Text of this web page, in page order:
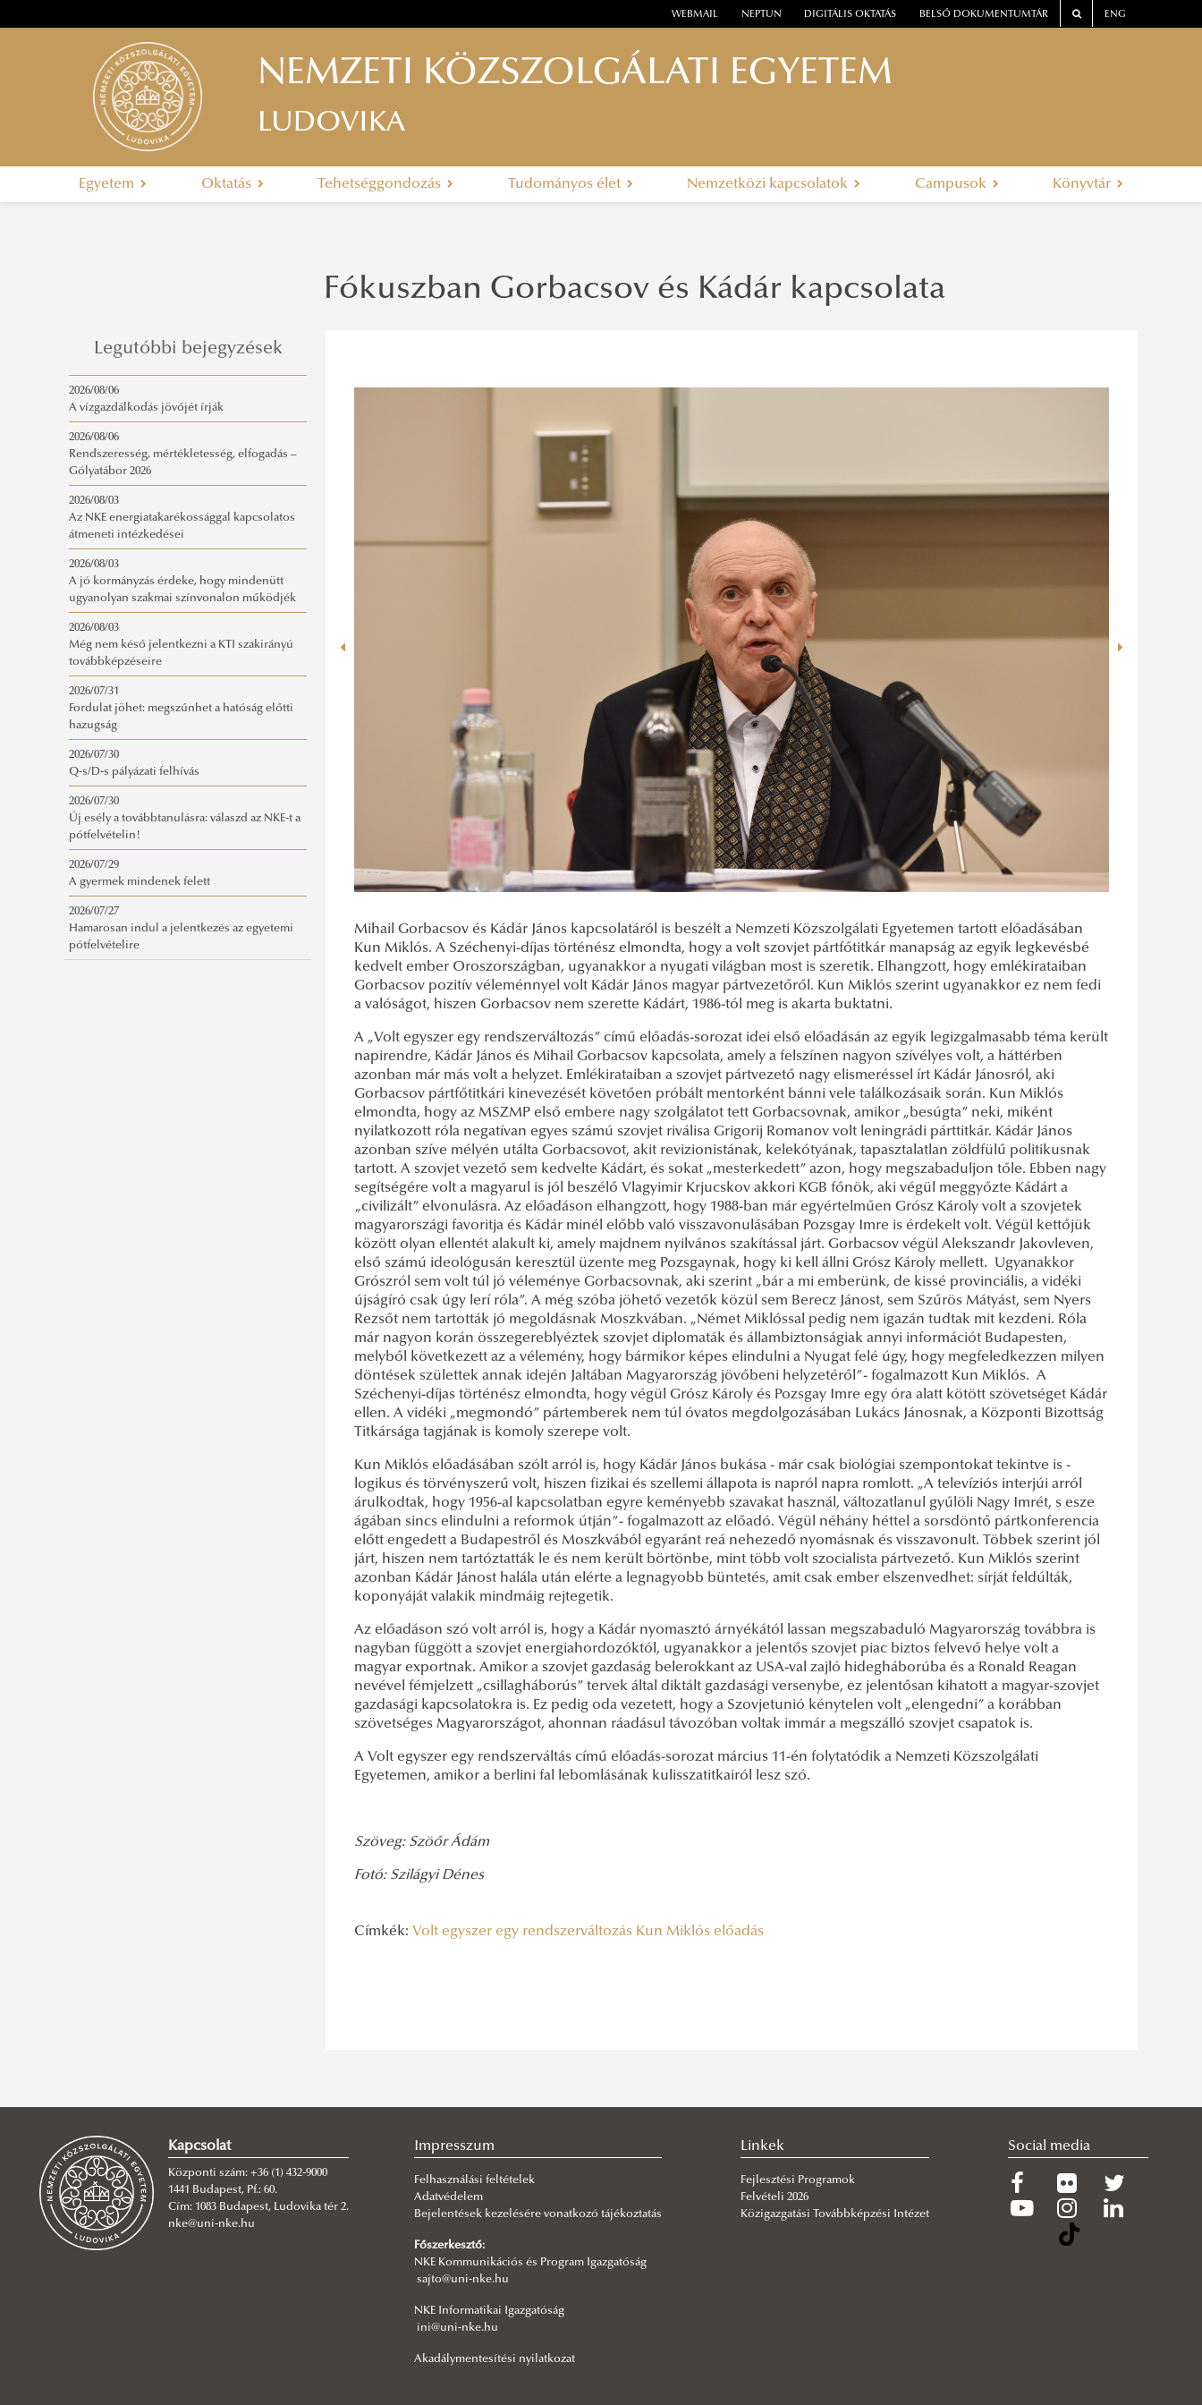
WEBMAIL NEPTUN DIGITÁLIS OKTATÁS BELSŐ DOKUMENTUMTÁR ENG
NEMZETI KÖZSZOLGÁLATI EGYETEM
LUDOVIKA
Egyetem Oktatás Tehetséggondozás Tudományos élet Nemzetközi kapcsolatok Campusok Könyvtár
Legutóbbi bejegyzések
2026/08/06
A vízgazdálkodás jövőjét írják
2026/08/06
Rendszeresség, mértékletesség, elfogadás –
Gólyatábor 2026
2026/08/03
Az NKE energiatakarékossággal kapcsolatos
átmeneti intézkedései
2026/08/03
A jó kormányzás érdeke, hogy mindenütt
ugyanolyan szakmai színvonalon működjék
2026/08/03
Még nem késő jelentkezni a KTI szakirányú
továbbképzéseire
2026/07/31
Fordulat jöhet: megszűnhet a hatóság előtti
hazugság
2026/07/30
Q-s/D-s pályázati felhívás
2026/07/30
Új esély a továbbtanulásra: válaszd az NKE-t a
pótfelvételin!
2026/07/29
A gyermek mindenek felett
2026/07/27
Hamarosan indul a jelentkezés az egyetemi
pótfelvételire
Fókuszban Gorbacsov és Kádár kapcsolata
Mihail Gorbacsov és Kádár János kapcsolatáról is beszélt a Nemzeti Közszolgálati Egyetemen tartott előadásában
Kun Miklós. A Széchenyi-díjas történész elmondta, hogy a volt szovjet pártfőtitkár manapság az egyik legkevésbé
kedvelt ember Oroszországban, ugyanakkor a nyugati világban most is szeretik. Elhangzott, hogy emlékirataiban
Gorbacsov pozitív véleménnyel volt Kádár János magyar pártvezetőről. Kun Miklós szerint ugyanakkor ez nem fedi
a valóságot, hiszen Gorbacsov nem szerette Kádárt, 1986-tól meg is akarta buktatni.
A „Volt egyszer egy rendszerváltozás” című előadás-sorozat idei első előadásán az egyik legizgalmasabb téma került
napirendre, Kádár János és Mihail Gorbacsov kapcsolata, amely a felszínen nagyon szívélyes volt, a háttérben
azonban már más volt a helyzet. Emlékirataiban a szovjet pártvezető nagy elismeréssel írt Kádár Jánosról, aki
Gorbacsov pártfőtitkári kinevezését követően próbált mentorként bánni vele találkozásaik során. Kun Miklós
elmondta, hogy az MSZMP első embere nagy szolgálatot tett Gorbacsovnak, amikor „besúgta” neki, miként
nyilatkozott róla negatívan egyes számú szovjet riválisa Grigorij Romanov volt leningrádi párttitkár. Kádár János
azonban szíve mélyén utálta Gorbacsovot, akit revizionistának, kelekótyának, tapasztalatlan zöldfülű politikusnak
tartott. A szovjet vezető sem kedvelte Kádárt, és sokat „mesterkedett” azon, hogy megszabaduljon tőle. Ebben nagy
segítségére volt a magyarul is jól beszélő Vlagyimir Krjucskov akkori KGB főnök, aki végül meggyőzte Kádárt a
„civilizált” elvonulásra. Az előadáson elhangzott, hogy 1988-ban már egyértelműen Grósz Károly volt a szovjetek
magyarországi favoritja és Kádár minél előbb való visszavonulásában Pozsgay Imre is érdekelt volt. Végül kettőjük
között olyan ellentét alakult ki, amely majdnem nyilvános szakítással járt. Gorbacsov végül Alekszandr Jakovleven,
első számú ideológusán keresztül üzente meg Pozsgaynak, hogy ki kell állni Grósz Károly mellett. Ugyanakkor
Grószról sem volt túl jó véleménye Gorbacsovnak, aki szerint „bár a mi emberünk, de kissé provinciális, a vidéki
újságíró csak úgy lerí róla”. A még szóba jöhető vezetők közül sem Berecz Jánost, sem Szűrös Mátyást, sem Nyers
Rezsőt nem tartották jó megoldásnak Moszkvában. „Német Miklóssal pedig nem igazán tudtak mit kezdeni. Róla
már nagyon korán összegereblyéztek szovjet diplomaták és állambiztonságiak annyi információt Budapesten,
melyből következett az a vélemény, hogy bármikor képes elindulni a Nyugat felé úgy, hogy megfeledkezzen milyen
döntések születtek annak idején Jaltában Magyarország jövőbeni helyzetéről”- fogalmazott Kun Miklós. A
Széchenyi-díjas történész elmondta, hogy végül Grósz Károly és Pozsgay Imre egy óra alatt kötött szövetséget Kádár
ellen. A vidéki „megmondó” pártemberek nem túl óvatos megdolgozásában Lukács Jánosnak, a Központi Bizottság
Titkársága tagjának is komoly szerepe volt.
Kun Miklós előadásában szólt arról is, hogy Kádár János bukása - már csak biológiai szempontokat tekintve is -
logikus és törvényszerű volt, hiszen fizikai és szellemi állapota is napról napra romlott. „A televíziós interjúi arról
árulkodtak, hogy 1956-al kapcsolatban egyre keményebb szavakat használ, változatlanul gyűlöli Nagy Imrét, s esze
ágában sincs elindulni a reformok útján”- fogalmazott az előadó. Végül néhány héttel a sorsdöntő pártkonferencia
előtt engedett a Budapestről és Moszkvából egyaránt reá nehezedő nyomásnak és visszavonult. Többek szerint jól
járt, hiszen nem tartóztatták le és nem került börtönbe, mint több volt szocialista pártvezető. Kun Miklós szerint
azonban Kádár Jánost halála után elérte a legnagyobb büntetés, amit csak ember elszenvedhet: sírját feldúlták,
koponyáját valakik mindmáig rejtegetik.
Az előadáson szó volt arról is, hogy a Kádár nyomasztó árnyékától lassan megszabaduló Magyarország továbbra is
nagyban függött a szovjet energiahordozóktól, ugyanakkor a jelentős szovjet piac biztos felvevő helye volt a
magyar exportnak. Amikor a szovjet gazdaság belerokkant az USA-val zajló hidegháborúba és a Ronald Reagan
nevével fémjelzett „csillagháborús” tervek által diktált gazdasági versenybe, ez jelentősan kihatott a magyar-szovjet
gazdasági kapcsolatokra is. Ez pedig oda vezetett, hogy a Szovjetunió kénytelen volt „elengedni” a korábban
szövetséges Magyarországot, ahonnan ráadásul távozóban voltak immár a megszálló szovjet csapatok is.
A Volt egyszer egy rendszerváltás című előadás-sorozat március 11-én folytatódik a Nemzeti Közszolgálati
Egyetemen, amikor a berlini fal lebomlásának kulisszatitkairól lesz szó.
Szöveg: Szöőr Ádám
Fotó: Szilágyi Dénes
Címkék: Volt egyszer egy rendszerváltozás Kun Miklós előadás
Kapcsolat
Központi szám: +36 (1) 432-9000
1441 Budapest, Pf.: 60.
Cím: 1083 Budapest, Ludovika tér 2.
nke@uni-nke.hu
Impresszum
Felhasználási feltételek
Adatvédelem
Bejelentések kezelésére vonatkozó tájékoztatás
Főszerkesztő:
NKE Kommunikációs és Program Igazgatóság
sajto@uni-nke.hu
NKE Informatikai Igazgatóság
ini@uni-nke.hu
Akadálymentesítési nyilatkozat
Linkek
Fejlesztési Programok
Felvételi 2026
Közigazgatási Továbbképzési Intézet
Social media